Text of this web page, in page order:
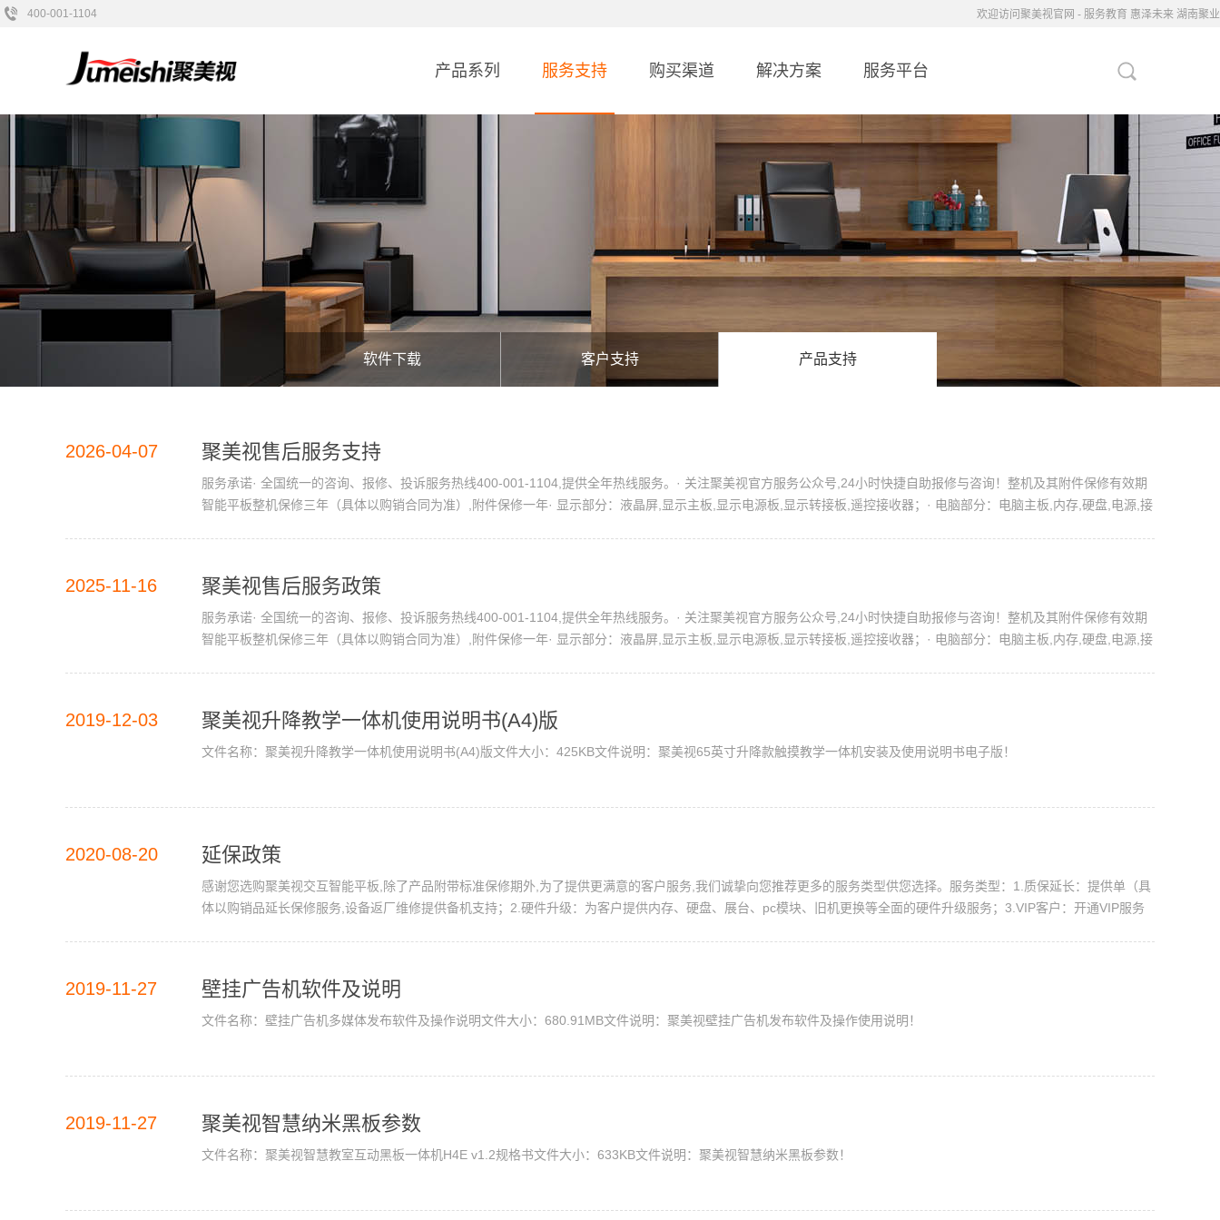
400-001-1104 欢迎访问聚美视官网 - 服务教育 惠泽未来 湖南聚业
产品系列 服务支持 购买渠道 解决方案 服务平台
软件下载 客户支持 产品支持
2026-04-07 聚美视售后服务支持
服务承诺· 全国统一的咨询、报修、投诉服务热线400-001-1104,提供全年热线服务。· 关注聚美视官方服务公众号,24小时快捷自助报修与咨询！整机及其附件保修有效期
智能平板整机保修三年（具体以购销合同为准）,附件保修一年· 显示部分：液晶屏,显示主板,显示电源板,显示转接板,遥控接收器；· 电脑部分：电脑主板,内存,硬盘,电源,接
2025-11-16 聚美视售后服务政策
服务承诺· 全国统一的咨询、报修、投诉服务热线400-001-1104,提供全年热线服务。· 关注聚美视官方服务公众号,24小时快捷自助报修与咨询！整机及其附件保修有效期
智能平板整机保修三年（具体以购销合同为准）,附件保修一年· 显示部分：液晶屏,显示主板,显示电源板,显示转接板,遥控接收器；· 电脑部分：电脑主板,内存,硬盘,电源,接
2019-12-03 聚美视升降教学一体机使用说明书(A4)版
文件名称：聚美视升降教学一体机使用说明书(A4)版文件大小：425KB文件说明：聚美视65英寸升降款触摸教学一体机安装及使用说明书电子版！
2020-08-20 延保政策
感谢您选购聚美视交互智能平板,除了产品附带标准保修期外,为了提供更满意的客户服务,我们诚挚向您推荐更多的服务类型供您选择。服务类型：1.质保延长：提供单（具
体以购销品延长保修服务,设备返厂维修提供备机支持；2.硬件升级：为客户提供内存、硬盘、展台、pc模块、旧机更换等全面的硬件升级服务；3.VIP客户：开通VIP服务
2019-11-27 壁挂广告机软件及说明
文件名称：壁挂广告机多媒体发布软件及操作说明文件大小：680.91MB文件说明：聚美视壁挂广告机发布软件及操作使用说明！
2019-11-27 聚美视智慧纳米黑板参数
文件名称：聚美视智慧教室互动黑板一体机H4E v1.2规格书文件大小：633KB文件说明：聚美视智慧纳米黑板参数！